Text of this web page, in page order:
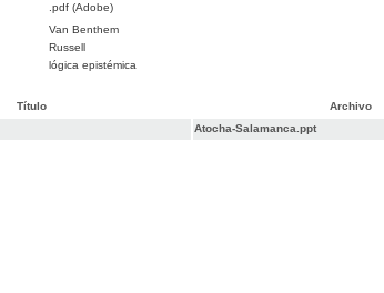
.pdf (Adobe)
Van Benthem
Russell
lógica epistémica
Título Archivo
Atocha-Salamanca.ppt